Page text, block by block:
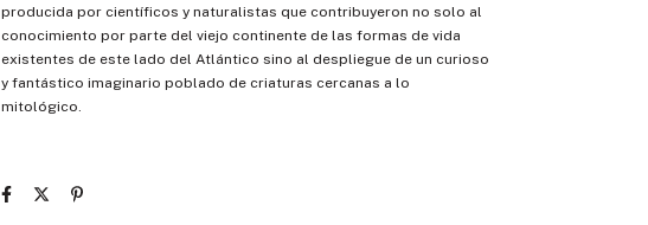
producida por científicos y naturalistas que contribuyeron no solo al
conocimiento por parte del viejo continente de las formas de vida
existentes de este lado del Atlántico sino al despliegue de un curioso
y fantástico imaginario poblado de criaturas cercanas a lo
mitológico.